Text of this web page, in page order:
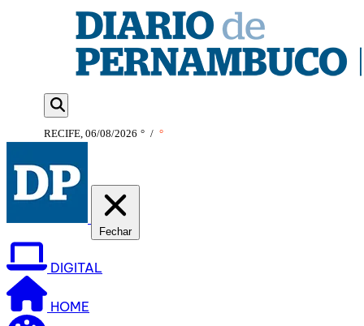
RECIFE, 06/08/2026 ° / °
Fechar
DIGITAL
HOME